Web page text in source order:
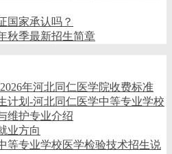
国家承认吗？
秋季最新招生简章
年河北同仁医学院收费标准
计划-河北同仁医学中等专业学校
维护专业介绍
业方向
等专业学校医学检验技术招生说